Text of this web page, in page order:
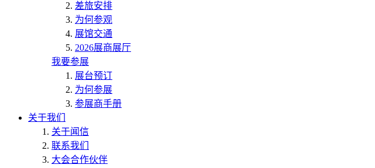
差旅安排
为何参观
展馆交通
2026展商展厅
我要参展
展台预订
为何参展
参展商手册
关于我们
关于闻信
联系我们
大会合作伙伴